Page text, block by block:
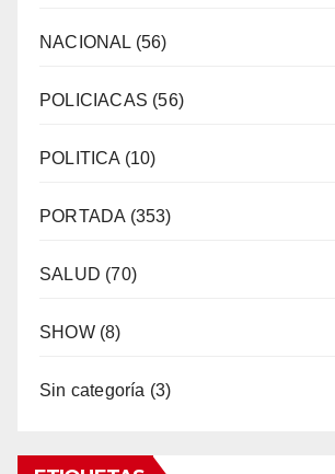
NACIONAL (56)
POLICIACAS (56)
POLITICA (10)
PORTADA (353)
SALUD (70)
SHOW(8)
Sin categoría (3)